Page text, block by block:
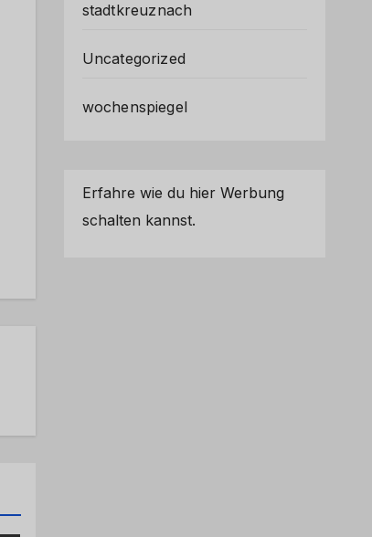
stadtkreuznach
Uncategorized
wochenspiegel
Erfahre wie du hier Werbung
schalten kannst.